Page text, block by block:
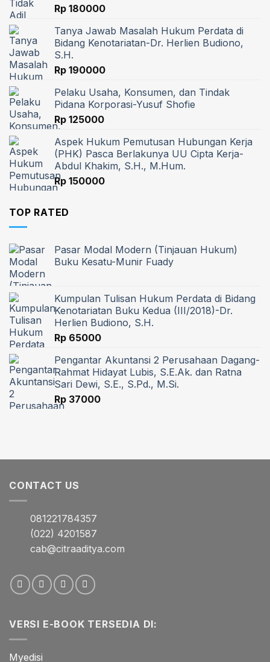
Rp 180000
Tanya Jawab Masalah Hukum Perdata di
Bidang Kenotariatan-Dr. Herlien Budiono,
S.H.
Rp 190000
Pelaku Usaha, Konsumen, dan Tindak
Pidana Korporasi-Yusuf Shofie
Rp 125000
Aspek Hukum Pemutusan Hubungan Kerja
(PHK) Pasca Berlakunya UU Cipta Kerja-
Abdul Khakim, S.H., M.Hum.
Rp 150000
TOP RATED
Pasar Modal Modern (Tinjauan Hukum)
Buku Kesatu-Munir Fuady
Kumpulan Tulisan Hukum Perdata di Bidang
Kenotariatan Buku Kedua (III/2018)-Dr.
Herlien Budiono, S.H.
Rp 65000
Pengantar Akuntansi 2 Perusahaan Dagang-
Rahmat Hidayat Lubis, S.E.Ak. dan Ratna
Sari Dewi, S.E., S.Pd., M.Si.
Rp 37000
CONTACT US
081221784357
(022) 4201587
cab@citraaditya.com
VERSI E-BOOK TERSEDIA DI:
Myedisi